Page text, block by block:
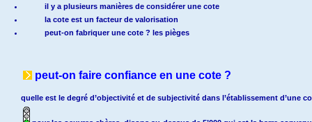
il y a plusieurs manières de considérer une cote
la cote est un facteur de valorisation
peut-on fabriquer une cote ? les pièges
peut-on faire confiance en une cote ?
quelle est le degré d’objectivité et de subjectivité dans l’établissement d’une